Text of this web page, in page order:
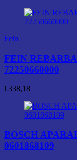
Fein
FEIN
72250660000
€338,18
BOSCH
0601868109